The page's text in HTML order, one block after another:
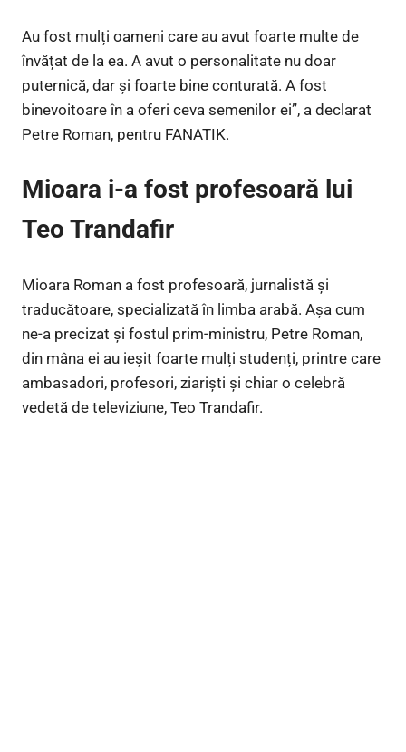
Au fost mulți oameni care au avut foarte multe de
învățat de la ea. A avut o personalitate nu doar
puternică, dar și foarte bine conturată. A fost
binevoitoare în a oferi ceva semenilor ei”, a declarat
Petre Roman, pentru FANATIK.
Mioara i-a fost profesoară lui
Teo Trandafir
Mioara Roman a fost profesoară, jurnalistă și
traducătoare, specializată în limba arabă. Așa cum
ne-a precizat și fostul prim-ministru, Petre Roman,
din mâna ei au ieșit foarte mulți studenți, printre care
ambasadori, profesori, ziariști și chiar o celebră
vedetă de televiziune, Teo Trandafir.